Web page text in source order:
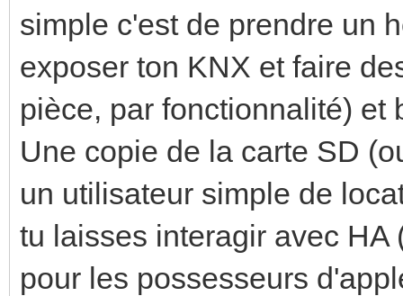
simple c'est de prendre un
exposer ton KNX et faire
pièce, par fonctionnalité) et
Une copie de la carte SD
un utilisateur simple de
tu laisses interagir avec
pour les possesseurs